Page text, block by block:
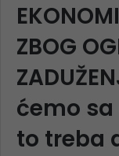
ZBOG
ćemo
to treba